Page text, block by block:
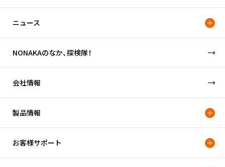
ニュース
NONAKAのなか、探検隊！
会社情報
製品情報
お客様サポート